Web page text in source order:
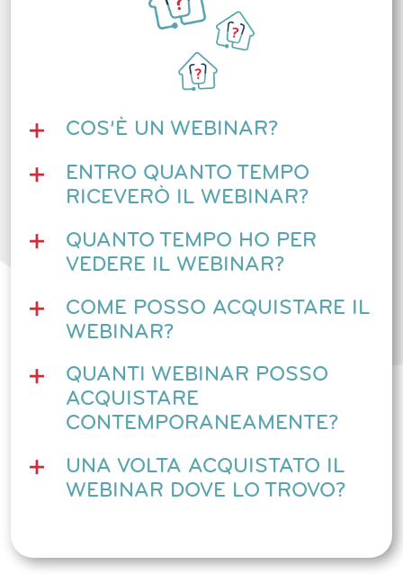
COS’È UN WEBINAR?
ENTRO QUANTO TEMPO
RICEVERÒ IL WEBINAR?
QUANTO TEMPO HO PER
VEDERE IL WEBINAR?
COME POSSO ACQUISTARE IL
WEBINAR?
QUANTI WEBINAR POSSO
ACQUISTARE
CONTEMPORANEAMENTE?
UNA VOLTA ACQUISTATO IL
WEBINAR DOVE LO TROVO?